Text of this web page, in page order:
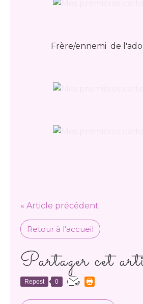
Frère/ennemi de
« Article précédent
Retour à l'accueil
Partager cet
Repost 0